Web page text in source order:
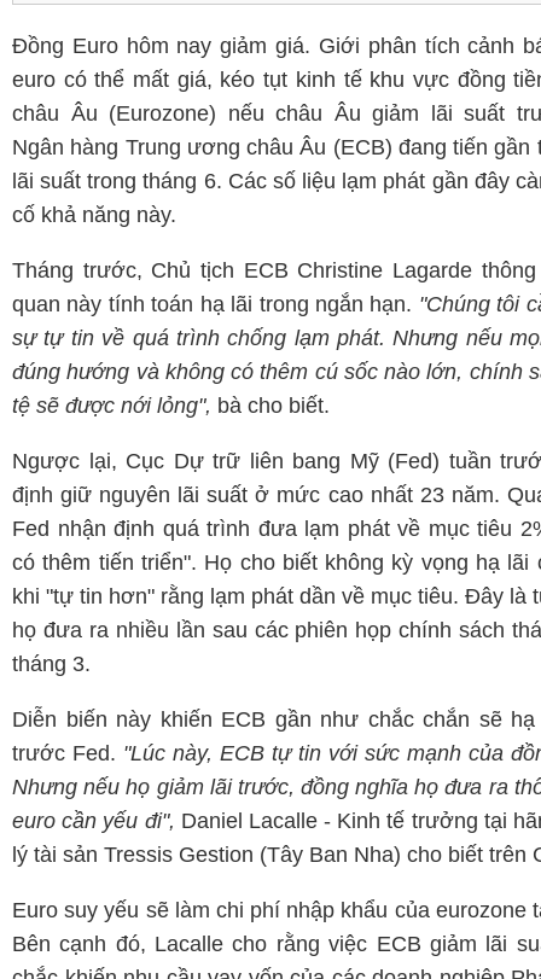
Đồng Euro hôm nay giảm giá. Giới phân tích cảnh
euro có thể mất giá, kéo tụt kinh tế khu vực đồng
châu Âu (Eurozone) nếu châu Âu giảm lãi suất
Ngân hàng Trung ương châu Âu (ECB) đang tiến gần
lãi suất trong tháng 6. Các số liệu lạm phát gần đây
cố khả năng này.
Tháng trước, Chủ tịch ECB Christine Lagarde
quan này tính toán hạ lãi trong ngắn hạn. "Chúng tôi
sự tự tin về quá trình chống lạm phát. Nhưng nếu
đúng hướng và không có thêm cú sốc nào lớn, chính
tệ sẽ được nới lỏng", bà cho biết.
Ngược lại, Cục Dự trữ liên bang Mỹ (Fed) tuần
định giữ nguyên lãi suất ở mức cao nhất 23 năm.
Fed nhận định quá trình đưa lạm phát về mục tiêu
có thêm tiến triển". Họ cho biết không kỳ vọng hạ lãi
khi "tự tin hơn" rằng lạm phát dần về mục tiêu. Đây là
họ đưa ra nhiều lần sau các phiên họp chính sách
tháng 3.
Diễn biến này khiến ECB gần như chắc chắn sẽ
trước Fed. "Lúc này, ECB tự tin với sức mạnh của
Nhưng nếu họ giảm lãi trước, đồng nghĩa họ đưa ra
euro cần yếu đi", Daniel Lacalle - Kinh tế trưởng tại
lý tài sản Tressis Gestion (Tây Ban Nha) cho biết trên
Euro suy yếu sẽ làm chi phí nhập khẩu của eurozone
Bên cạnh đó, Lacalle cho rằng việc ECB giảm lãi